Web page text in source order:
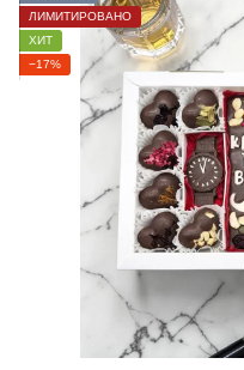
ЛИМИТИРОВАНО
ХИТ
−17%